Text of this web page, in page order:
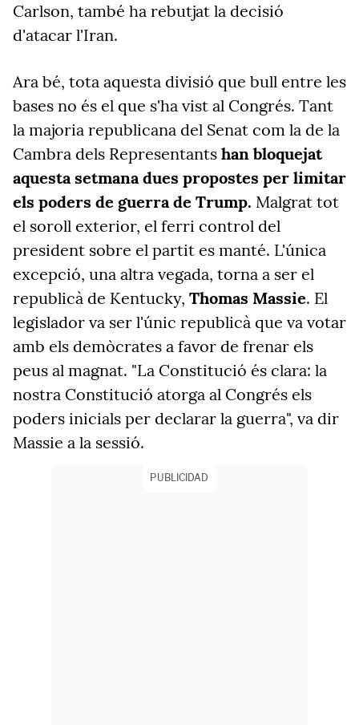
Carlson, també ha rebutjat la decisió
d'atacar l'Iran.
Ara bé, tota aquesta divisió que bull entre les
bases no és el que s'ha vist al Congrés. Tant
la majoria republicana del Senat com la de la
Cambra dels Representants han bloquejat
aquestasetmana dues propostes per limitar
els poders de guerra de Trump. Malgrat tot
el soroll exterior, el ferri control del
president sobre el partit es manté. L'única
excepció, una altra vegada, torna a ser el
republicà de Kentucky, Thomas Massie. El
legislador va ser l'únic republicà que va votar
amb els demòcrates a favor de frenar els
peus al magnat. "La Constitució és clara: la
nostra Constitució atorga al Congrés els
poders inicials per declarar la guerra", va dir
Massie a la sessió.
PUBLICIDAD